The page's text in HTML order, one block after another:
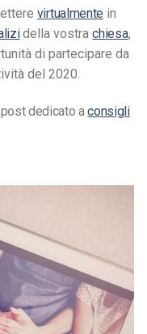
virtualmente in
della vostrachiesa,
di partecipare da
del 2020.
dedicato aconsigli